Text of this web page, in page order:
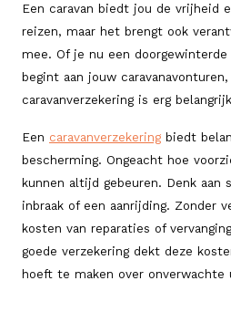
Een caravan biedt jou de vrijheid
reizen, maar het brengt ook
mee. Of je nu een
begint aan jouw
caravanverzekering is erg
Een caravanverzekering biedt
bescherming. Ongeacht hoe
kunnen altijd gebeuren. Denk aan
inbraak of een aanrijding. Zonder
kosten van reparaties of
goede verzekering dekt deze
hoeft te maken over onverwachte